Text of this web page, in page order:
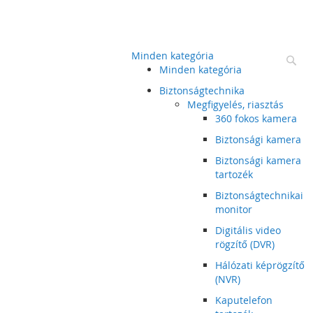
Minden kategória
Minden kategória
Biztonságtechnika
Megfigyelés, riasztás
360 fokos kamera
Biztonsági kamera
Biztonsági kamera
tartozék
Biztonságtechnikai
monitor
Digitális video
rögzítő (DVR)
Hálózati képrögzítő
(NVR)
Kaputelefon